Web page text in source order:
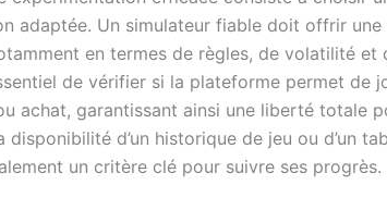
adaptée. Un simulateur fiable doit offrir
en termes de règles, de volatilité et
de vérifier si la plateforme permet de
achat, garantissant ainsi une liberté totale
disponibilité d’un historique de jeu ou d’un
un critère clé pour suivre ses progrès.